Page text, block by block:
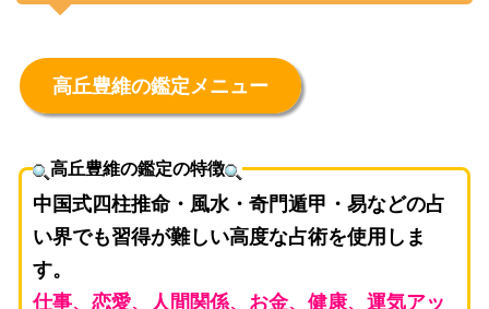
高丘豊維の鑑定メニュー
高丘豊維の鑑定の特徴
中国式四柱推命・風水・奇門遁甲・易などの占
い界でも習得が難しい高度な占術を使用しま
す。
仕事、恋愛、人間関係、お金、健康、運気アッ